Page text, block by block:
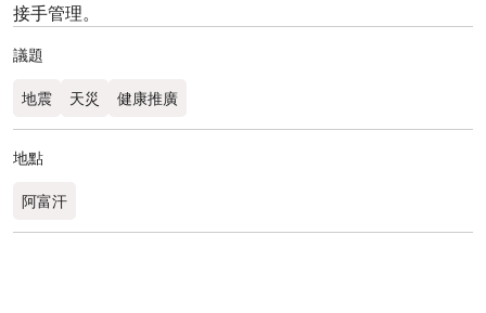
接手管理。
議題
地震 天災 健康推廣
地點
阿富汗